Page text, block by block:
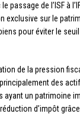
passage de l’ISF à
sur le
pour éviter le
de la pression
des
ayant un patrimoine
d’impôt